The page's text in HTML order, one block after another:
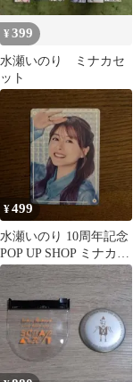
¥399
水瀬いのり ミナカセ
ット
¥499
水瀬いのり 10周年記念
POP UP SHOP ミナカ
minaca